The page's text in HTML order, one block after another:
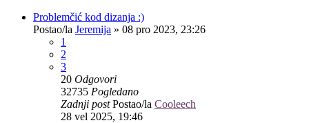
Problemčić kod dizanja :)
Postao/la Jeremija » 08 pro 2023, 23:26
1
2
3
20 Odgovori
32735 Pogledano
Zadnji postPostao/la Cooleech
28 vel 2025, 19:46